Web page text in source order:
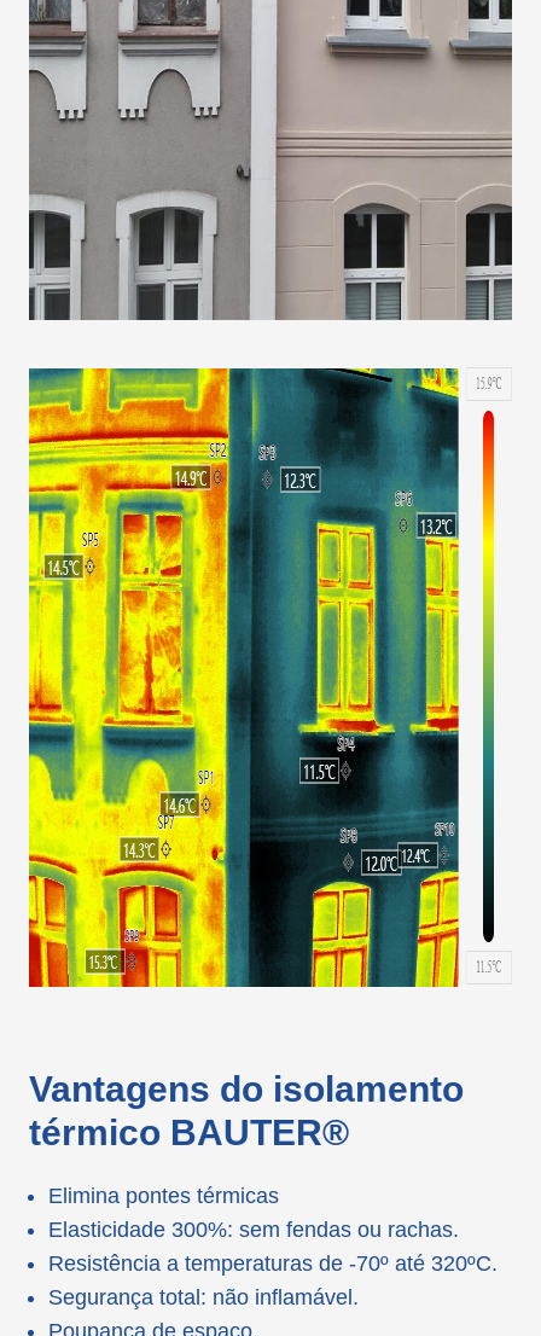
Vantagens do isolamento
térmico BAUTER®
Elimina pontes térmicas
Elasticidade 300%: sem fendas ou rachas.
Resistência a temperaturas de -70º até 320ºC.
Segurança total: não inflamável.
Poupança de espaço.